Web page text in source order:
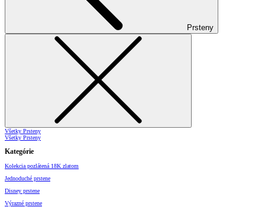
Prsteny
Všetky Prsteny
Všetky Prsteny
Kategórie
Kolekcia pozlátená 18K zlatom
Jednoduché prstene
Disney prstene
Výrazné prstene